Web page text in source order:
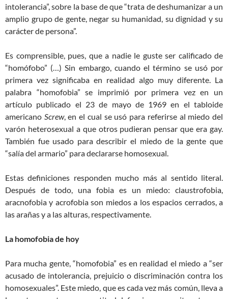
intolerancia”, sobre la base de que “trata de deshumanizar a un
amplio grupo de gente, negar su humanidad, su dignidad y su
carácter de persona”.
Es comprensible, pues, que a nadie le guste ser calificado de
“homófobo” (…) Sin embargo, cuando el término se usó por
primera vez significaba en realidad algo muy diferente. La
palabra “homofobia” se imprimió por primera vez en un
artículo publicado el 23 de mayo de 1969 en el tabloide
americano Screw, en el cual se usó para referirse al miedo del
varón heterosexual a que otros pudieran pensar que era gay.
También fue usado para describir el miedo de la gente que
“salía del armario” para declararse homosexual.
Estas definiciones responden mucho más al sentido literal.
Después de todo, una fobia es un miedo: claustrofobia,
aracnofobia y acrofobia son miedos a los espacios cerrados, a
las arañas y a las alturas, respectivamente.
La homofobia de hoy
Para mucha gente, “homofobia” es en realidad el miedo a “ser
acusado de intolerancia, prejuicio o discriminación contra los
homosexuales”. Este miedo, que es cada vez más común, lleva a